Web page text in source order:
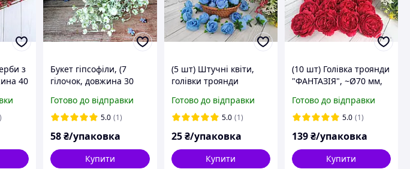
з
40
Букет гіпсофіли, (7
гілочок, довжина 30
Готово до відправки
5.0 (1)
58₴/упаковка
Купити
(5 шт) Штучні квіти,
голівки троянди
колір БЛАКИТНИЙ
Готово до відправки
5.0 (1)
25 ₴/упаковка
Купити
(10 шт) Голівка троянди
"ФАНТАЗІЯ", ~Ø70 мм,
Готово до відправки
5.0 (1)
139₴/упаковка
Купити